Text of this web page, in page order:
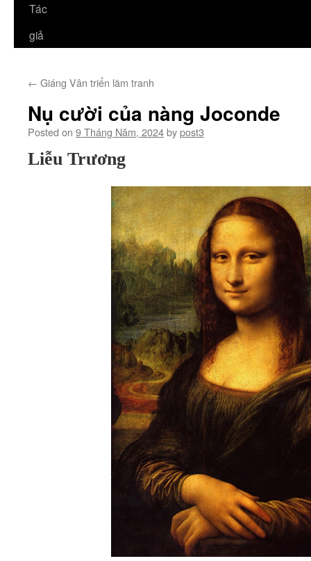
Tác
giả
← Giáng Vân triển lãm tranh
Nụ cười của nàng Joconde
Posted on 9 Tháng Năm, 2024bypost3
Liễu Trương